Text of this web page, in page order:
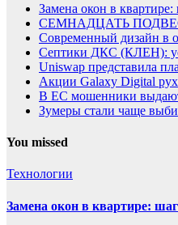
Замена окон в
СЕМНАДЦАТЬ
Современный дизайн в
Септики ДКС (КЛЕН):
Uniswap представила
Акции Galaxy Digital
В ЕС мошенники
Зумеры стали чаще
You missed
Технологии
Замена окон в квартире: